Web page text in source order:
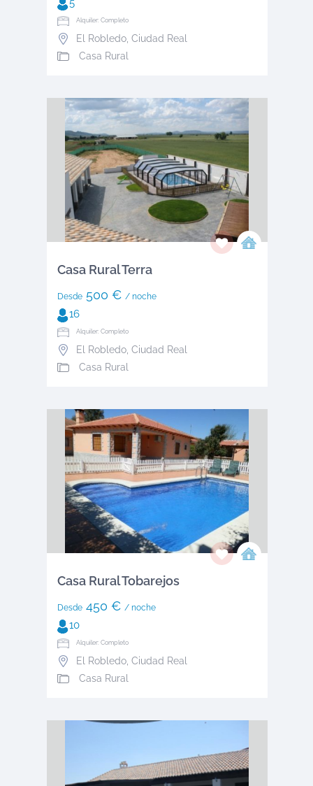
5
Alquiler: Completo
El Robledo, Ciudad Real
Casa Rural
Casa Rural Terra
Desde500 € / noche
16
Alquiler: Completo
El Robledo, Ciudad Real
Casa Rural
Casa Rural Tobarejos
Desde450 € / noche
10
Alquiler: Completo
El Robledo, Ciudad Real
Casa Rural